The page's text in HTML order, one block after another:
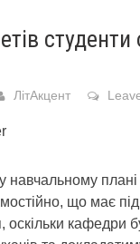
ЛітАкцент
навчальному плані
що має
оскільки кафедри